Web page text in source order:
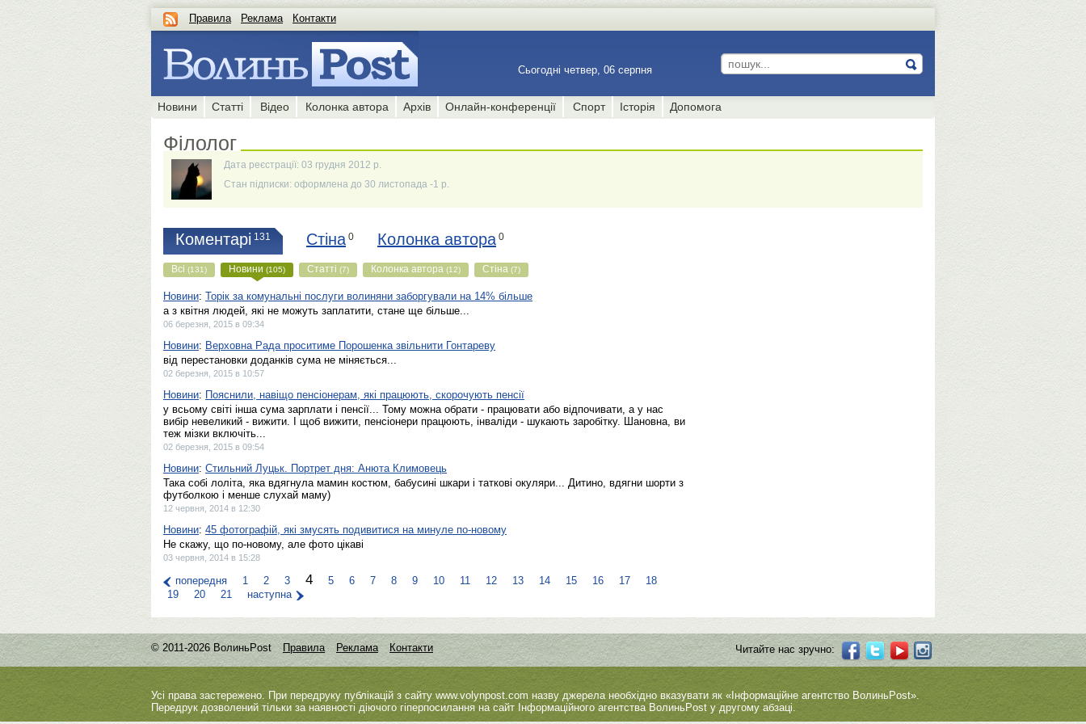
Правила Реклама Контакти
Сьогодні четвер, 06 серпня
Новини Статті Відео Колонка автора Архів Онлайн-конференції Спорт Історія Допомога
Філолог
Дата реєстрації: 03 грудня 2012 р.
Стан підписки: оформлена до 30 листопада -1 р.
Коментарі 131 Стіна 0 Колонка автора 0
Всі (131) Новини (105) Статті (7) Колонка автора (12) Стіна (7)
Новини: Торік за комунальні послуги волиняни заборгували на 14% більше
а з квітня людей, які не можуть заплатити, стане ще більше...
06 березня, 2015 в 09:34
Новини: Верховна Рада проситиме Порошенка звільнити Гонтареву
від перестановки доданків сума не міняється...
02 березня, 2015 в 10:57
Новини: Пояснили, навіщо пенсіонерам, які працюють, скорочують пенсії
у всьому світі інша сума зарплати і пенсії... Тому можна обрати - працювати або відпочивати, а у нас
вибір невеликий - вижити. І щоб вижити, пенсіонери працюють, інваліди - шукають заробітку. Шановна, ви
теж мізки включіть...
02 березня, 2015 в 09:54
Новини: Стильний Луцьк. Портрет дня: Анюта Климовець
Така собі лоліта, яка вдягнула мамин костюм, бабусині шкари і таткові окуляри... Дитино, вдягни шорти з
футболкою і менше слухай маму)
12 червня, 2014 в 12:30
Новини: 45 фотографій, які змусять подивитися на минуле по-новому
Не скажу, що по-новому, але фото цікаві
03 червня, 2014 в 15:28
попередня 1 2 3 4 5 6 7 8 9 10 11 12 13 14 15 16 17
18
19
20 21 наступна
© 2011-2026 ВолиньPost Правила Реклама Контакти Читайте нас зручно:
Усі права застережено. При передруку публікацій з сайту www.volynpost.com назву джерела необхідно вказувати як «Інформаційне агентство ВолиньPost».
Передрук дозволений тільки за наявності діючого гіперпосилання на сайт Інформаційного агентства ВолиньPost у другому абзаці.